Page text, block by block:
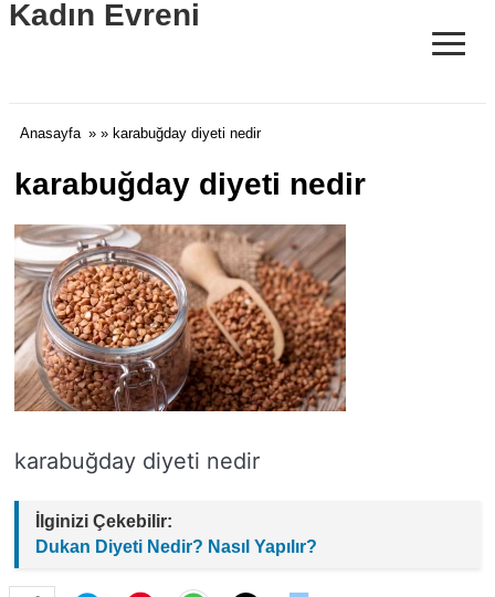
Kadın Evreni ≡
Anasayfa » » karabuğday diyeti nedir
karabuğday diyeti nedir
karabuğday diyeti nedir
İlginizi Çekebilir:
Dukan Diyeti Nedir? Nasıl Yapılır?